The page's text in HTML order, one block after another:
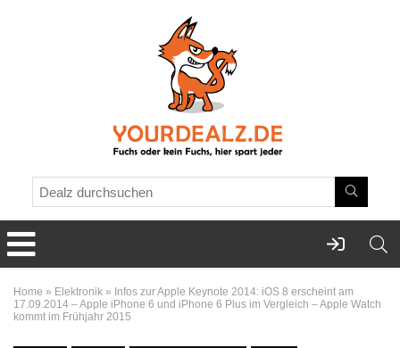
Home » Elektronik » Infos zur Apple Keynote 2014: iOS 8 erscheint am
17.09.2014 – Apple iPhone 6 und iPhone 6 Plus im Vergleich – Apple Watch
kommt im Frühjahr 2015